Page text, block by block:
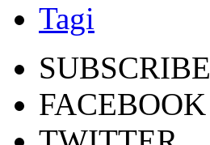
Tagi
SUBSCRIBE
FACEBOOK